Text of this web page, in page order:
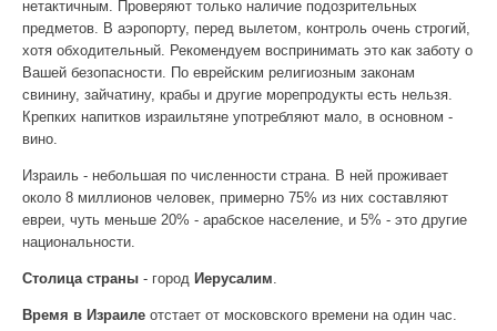
нетактичным. Проверяют только наличие подозрительных
предметов. В аэропорту, перед вылетом, контроль очень строгий,
хотя обходительный. Рекомендуем воспринимать это как заботу о
Вашей безопасности. По еврейским религиозным законам
свинину, зайчатину, крабы и другие морепродукты есть нельзя.
Крепких напитков израильтяне употребляют мало, в основном -
вино.
Израиль - небольшая по численности страна. В ней проживает
около 8 миллионов человек, примерно 75% из них составляют
евреи, чуть меньше 20% - арабское население, и 5% - это другие
национальности.
Столица страны - город Иерусалим.
Время в Израиле отстает от московского времени на один час.